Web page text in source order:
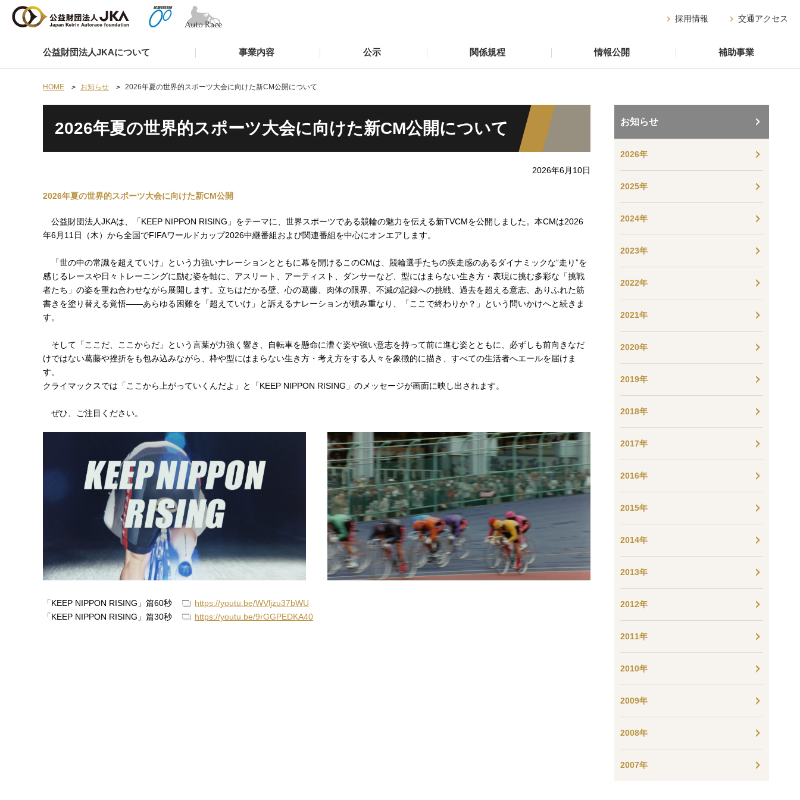
公益財団法人JKAについて 事業内容 公示 関係規程 情報公開 補助事業
採用情報 交通アクセス
HOME お知らせ 2026年夏の世界的スポーツ大会に向けた新CM公開について
2026年夏の世界的スポーツ大会に向けた新CM公開について
2026年6月10日
2026年夏の世界的スポーツ大会に向けた新CM公開
公益財団法人JKAは、「KEEP NIPPON RISING」をテーマに、世界スポーツである競輪の魅力を伝える新TVCMを公開しました。本CMは2026
年6月11日（木）から全国でFIFAワールドカップ2026中継番組および関連番組を中心にオンエアします。
「世の中の常識を超えていけ」という力強いナレーションとともに幕を開けるこのCMは、競輪選手たちの疾走感のあるダイナミックな“走り”を
感じるレースや日々トレーニングに励む姿を軸に、アスリート、アーティスト、ダンサーなど、型にはまらない生き方・表現に挑む多彩な「挑戦
者たち」の姿を重ね合わせながら展開します。立ちはだかる壁、心の葛藤、肉体の限界、不滅の記録への挑戦、過去を超える意志、ありふれた筋
書きを塗り替える覚悟――あらゆる困難を「超えていけ」と訴えるナレーションが積み重なり、「ここで終わりか？」という問いかけへと続きま
す。
そして「ここだ、ここからだ」という言葉が力強く響き、自転車を懸命に漕ぐ姿や強い意志を持って前に進む姿とともに、必ずしも前向きなだ
けではない葛藤や挫折をも包み込みながら、枠や型にはまらない生き方・考え方をする人々を象徴的に描き、すべての生活者へエールを届けま
す。
クライマックスでは「ここから上がっていくんだよ」と「KEEP NIPPON RISING」のメッセージが画面に映し出されます。
ぜひ、ご注目ください。
「KEEP NIPPON RISING」篇60秒
https://youtu.be/WVljzu37bWU
「KEEP NIPPON RISING」篇30秒
https://youtu.be/9rGGPEDKA40
お知らせ
2026年
2025年
2024年
2023年
2022年
2021年
2020年
2019年
2018年
2017年
2016年
2015年
2014年
2013年
2012年
2011年
2010年
2009年
2008年
2007年